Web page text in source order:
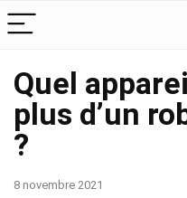
Quel
plus d’un
?
8 novembre 2021